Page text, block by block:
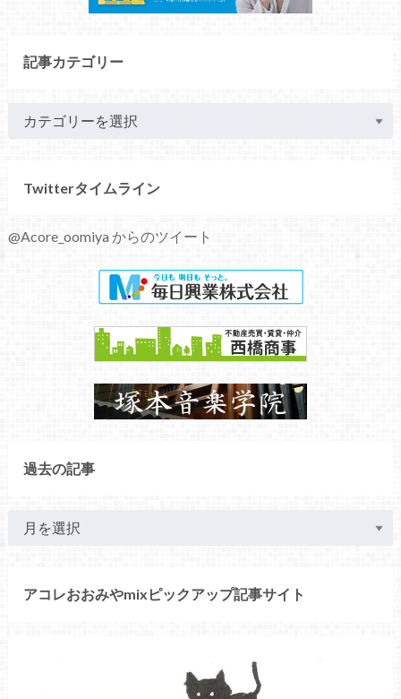
記事カテゴリー
Twitterタイムライン
@Acore_oomiya からのツイート
過去の記事
アコレおおみやmixピックアップ記事サイト